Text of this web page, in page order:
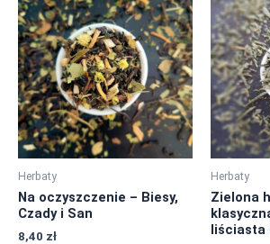
Herbaty
Na oczyszczenie – Biesy,
Czady i San
8,40 zł
produkt
ma
wiele
wariantów.
Opcje
można
wybrać
stronie
Herbaty
Zielona